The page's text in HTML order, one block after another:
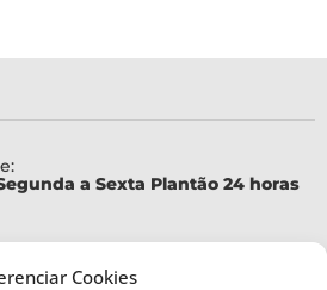
Cookies
a Sexta Plantão 24 horas